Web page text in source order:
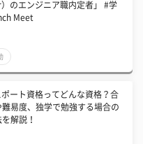
）のエンジニア職内定者」 #学
Meet
ポート資格ってどんな資格？合
難易度、独学で勉強する場合の
解説！